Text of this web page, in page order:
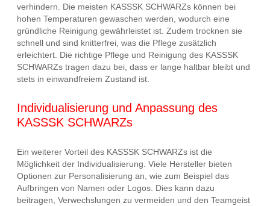
verhindern. Die meisten KASSSK SCHWARZs können bei
hohen Temperaturen gewaschen werden, wodurch eine
gründliche Reinigung gewährleistet ist. Zudem trocknen sie
schnell und sind knitterfrei, was die Pflege zusätzlich
erleichtert. Die richtige Pflege und Reinigung des KASSSK
SCHWARZs tragen dazu bei, dass er lange haltbar bleibt und
stets in einwandfreiem Zustand ist.
Individualisierung und Anpassung des
KASSSK SCHWARZs
Ein weiterer Vorteil des KASSSK SCHWARZs ist die
Möglichkeit der Individualisierung. Viele Hersteller bieten
Optionen zur Personalisierung an, wie zum Beispiel das
Aufbringen von Namen oder Logos. Dies kann dazu
beitragen, Verwechslungen zu vermeiden und den Teamgeist